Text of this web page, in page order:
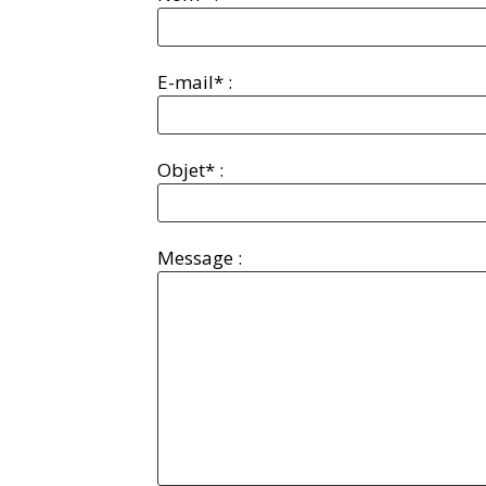
E-mail* :
Objet* :
Message :